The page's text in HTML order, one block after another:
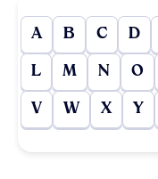
A B C D
L M N O
V W X Y